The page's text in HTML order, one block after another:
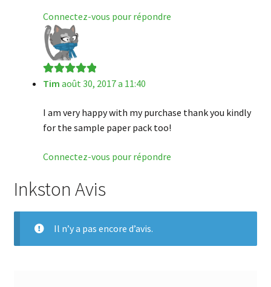
Connectez-vous pour répondre
Note5sur 5
Tim août 30, 2017 a 11:40
I am very happy with my purchase thank you kindly
for the sample paper pack too!
Connectez-vous pour répondre
Inkston Avis
Il n’y a pas encore d’avis.